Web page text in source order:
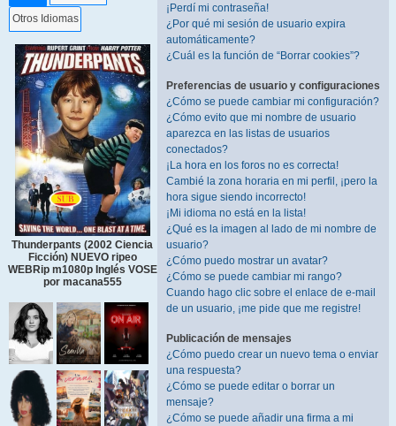
Otros Idiomas
Thunderpants (2002 Ciencia
Ficción) NUEVO ripeo
WEBRip m1080p Inglés VOSE
por macana555
¡Perdí mi contraseña!
¿Por qué mi sesión de usuario expira
automáticamente?
¿Cuál es la función de “Borrar cookies”?
Preferencias de usuario y configuraciones
¿Cómo se puede cambiar mi configuración?
¿Cómo evito que mi nombre de usuario
aparezca en las listas de usuarios
conectados?
¡La hora en los foros no es correcta!
Cambié la zona horaria en mi perfil, ¡pero la
hora sigue siendo incorrecto!
¡Mi idioma no está en la lista!
¿Qué es la imagen al lado de mi nombre de
usuario?
¿Cómo puedo mostrar un avatar?
¿Cómo se puede cambiar mi rango?
Cuando hago clic sobre el enlace de e-mail
de un usuario, ¡me pide que me registre!
Publicación de mensajes
¿Cómo puedo crear un nuevo tema o enviar
una respuesta?
¿Cómo se puede editar o borrar un
mensaje?
¿Cómo se puede añadir una firma a mi